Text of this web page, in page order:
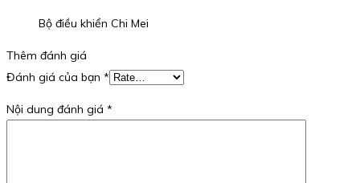
Bộ điều khiển Chi Mei
Thêm đánh giá
Đánh giá của bạn *
Nội dung đánh giá *